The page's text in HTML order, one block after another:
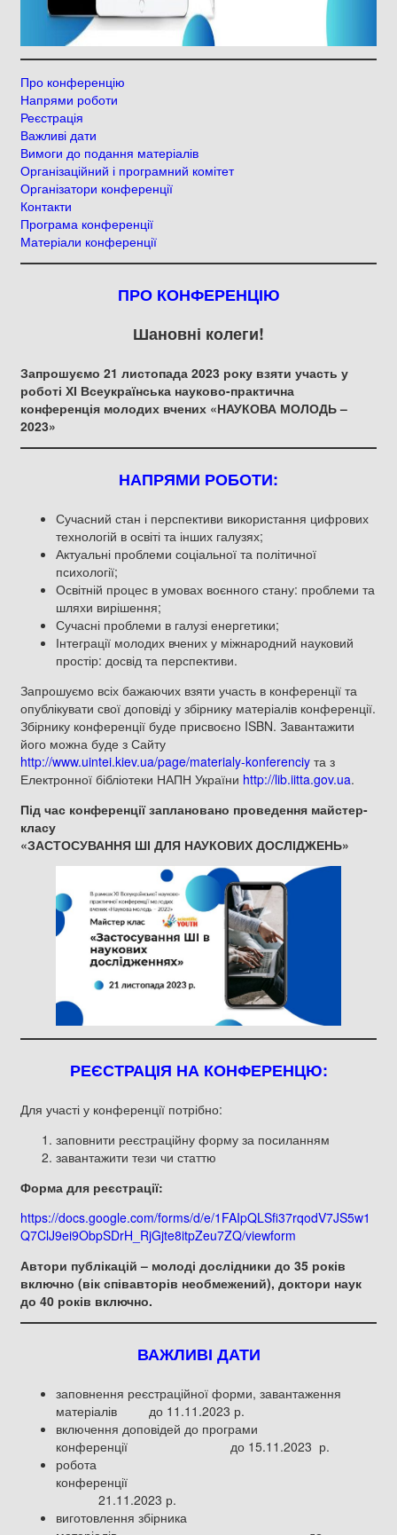
Про конференцію
Напрями роботи
Реєстрація
Важливі дати
Вимоги до подання матеріалів
Організаційний і програмний комітет
Організатори конференції
Контакти
Програма конференції
Матеріали конференції
ПРО КОНФЕРЕНЦІЮ
Шановні колеги!
Запрошуємо 21 листопада 2023 року взяти участь у
роботі ХІ Всеукраїнська науково-практична
конференція молодих вчених «НАУКОВА МОЛОДЬ –
2023»
НАПРЯМИ РОБОТИ:
Сучасний стан і перспективи використання цифрових
технологій в освіті та інших галузях;
Актуальні проблеми соціальної та політичної
психології;
Освітній процес в умовах воєнного стану: проблеми та
шляхи вирішення;
Сучасні проблеми в галузі енергетики;
Інтеграції молодих вчених у міжнародний науковий
простір: досвід та перспективи.
Запрошуємо всіх бажаючих взяти участь в конференції та
опублікувати свої доповіді у збірнику матеріалів конференції.
Збірнику конференції буде присвоєно ISBN. Завантажити
його можна буде з Сайту
http://www.uintei.kiev.ua/page/materialy-konferenciy та з
Електронної бібліотеки НАПН України http://lib.iitta.gov.ua.
Під час конференції заплановано проведення майстер-
класу
«ЗАСТОСУВАННЯ ШІ ДЛЯ НАУКОВИХ ДОСЛІДЖЕНЬ»
РЕЄСТРАЦІЯ НА КОНФЕРЕНЦЮ:
Для участі у конференції потрібно:
заповнити реєстраційну форму за посиланням
завантажити тези чи статтю
Форма для реєстрації:
https://docs.google.com/forms/d/e/1FAIpQLSfi37rqodV7JS5w1
Q7ClJ9ei9ObpSDrH_RjGjte8itpZeu7ZQ/viewform
Автори публікацій – молоді дослідники до 35 років
включно (вік співавторів необмежений), доктори наук
до 40 років включно.
ВАЖЛИВІ ДАТИ
заповнення реєстраційної форми, завантаження
матеріалів до 11.11.2023 р.
включення доповідей до програми
конференції до 15.11.2023 р.
робота
конференції
21.11.2023 р.
виготовлення збірника